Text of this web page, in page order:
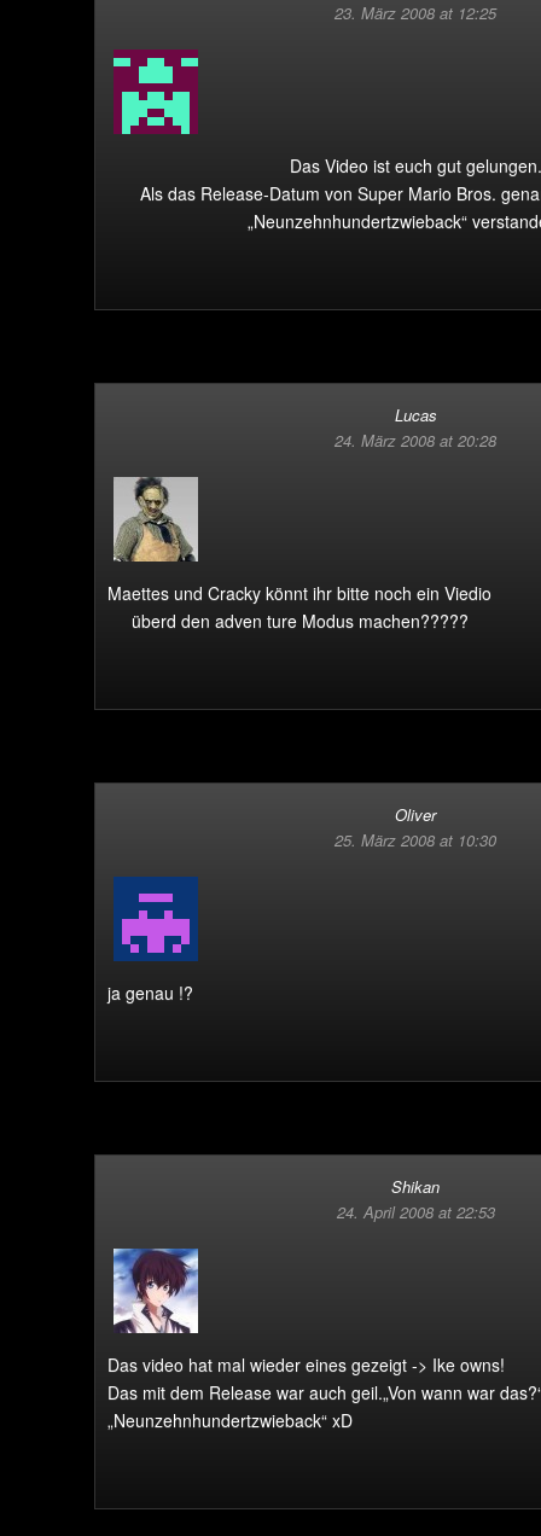
23. März 2008 at 12:25
Das Video ist euch gut gelungen.
Als das Release-Datum von Super Mario Bros.
„Neunzehnhundertzwieback“
Lucas
24. März 2008 at 20:28
Maettes und Cracky könnt ihr bitte noch ein Viedio
überd den adven ture Modus machen?????
Oliver
25. März 2008 at 10:30
ja genau !?
Shikan
24. April 2008 at 22:53
Das video hat mal wieder eines gezeigt -> Ike owns!
Das mit dem Release war auch geil.„Von wann war
„Neunzehnhundertzwieback“ xD